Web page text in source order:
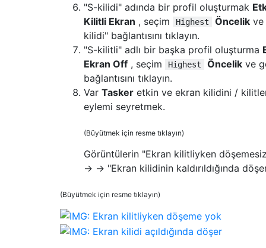
"S-kilidi" adında bir profil oluşturmak
Kilitli Ekran , seçim Highest Öncelik ve
kilidi" bağlantısını tıklayın.
"S-kilitli" adlı bir başka profil oluşturma
Ekran Off , seçim Highest Öncelik ve
bağlantısını tıklayın.
Var Tasker etkin ve ekran kilidini /
eylemi seyretmek.
(Büyütmek için resme tıklayın)
Görüntülerin "Ekran kilitliyken
→ → "Ekran kilidinin kaldırıldığında
(Büyütmek için resme tıklayın)